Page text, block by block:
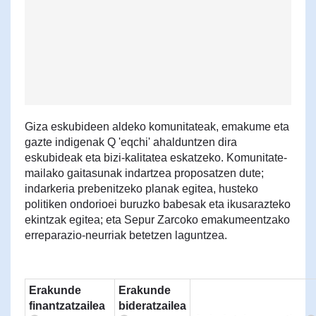
Giza eskubideen aldeko komunitateak, emakume eta
gazte indigenak Q 'eqchi' ahalduntzen dira
eskubideak eta bizi-kalitatea eskatzeko. Komunitate-
mailako gaitasunak indartzea proposatzen dute;
indarkeria prebenitzeko planak egitea, husteko
politiken ondorioei buruzko babesak eta ikusarazteko
ekintzak egitea; eta Sepur Zarcoko emakumeentzako
erreparazio-neurriak betetzen laguntzea.
Erakunde
finantzatzailea
Erakunde
bideratzailea